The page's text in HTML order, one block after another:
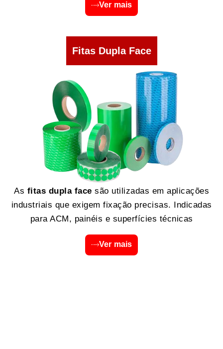
Ver mais
Fitas Dupla Face
As fitas dupla face são utilizadas em aplicações
industriais que exigem fixação precisas. Indicadas
para ACM, painéis e superfícies técnicas
Ver mais